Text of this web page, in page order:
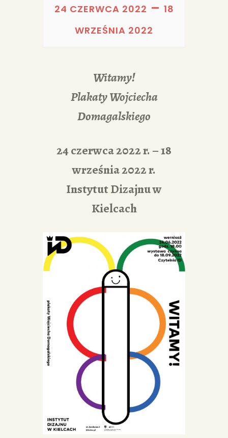
PORTFOLIA
24 CZERWCA 2022 – 18
WRZEŚNIA 2022
Witamy!
Plakaty Wojciecha
Domagalskiego
24 czerwca 2022 r. – 18
września 2022 r.
Instytut Dizajnu w
Kielcach